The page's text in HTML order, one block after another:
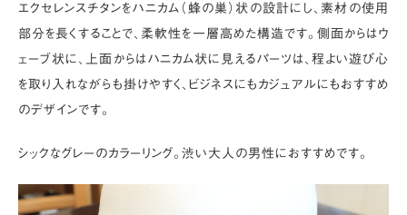
エクセレンスチタンをハニカム（蜂の巣）状の設計にし、素材の使用
部分を長くすることで、柔軟性を一層高めた構造です。側面からはウ
ェーブ状に、上面からはハニカム状に見えるパーツは、程よい遊び心
を取り入れながらも掛けやすく、ビジネスにもカジュアルにもおすすめ
のデザインです。
シックなグレーのカラーリング。渋い大人の男性におすすめです。